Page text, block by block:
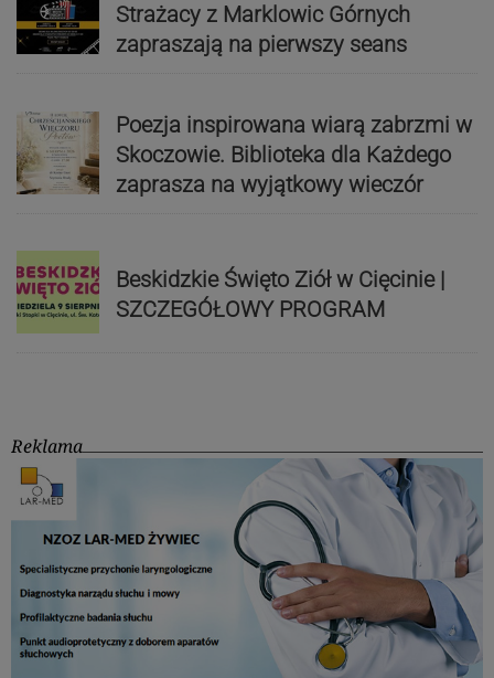
Strażacy z Marklowic Górnych
zapraszają na pierwszy seans
Poezja inspirowana wiarą zabrzmi w
Skoczowie. Biblioteka dla Każdego
zaprasza na wyjątkowy wieczór
Beskidzkie Święto Ziół w Cięcinie |
SZCZEGÓŁOWY PROGRAM
Reklama